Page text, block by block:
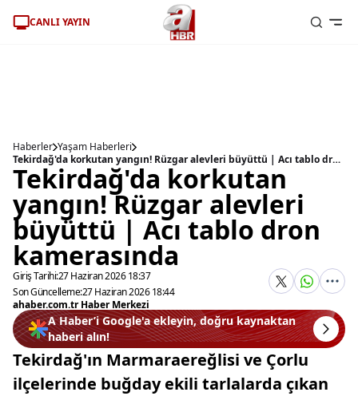
CANLI YAYIN
Haberler Yaşam Haberleri
Tekirdağ'da korkutan yangın! Rüzgar alevleri büyüttü | Acı tablo dron kamerasında
Tekirdağ'da korkutan
yangın! Rüzgar alevleri
büyüttü | Acı tablo dron
kamerasında
Giriş Tarihi:27 Haziran 2026 18:37
Son Güncelleme:27 Haziran 2026 18:44
ahaber.com.tr Haber Merkezi
A Haber’i Google'a ekleyin, doğru kaynaktan
haberi alın!
Tekirdağ'ın Marmaraereğlisi ve Çorlu
ilçelerinde buğday ekili tarlalarda çıkan